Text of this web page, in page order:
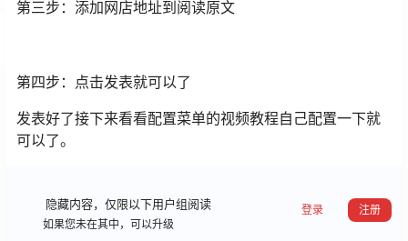
第三步：添加网店地址到阅读原文
第四步：点击发表就可以了
发表好了接下来看看配置菜单的视频教程自己配置一下就
可以了。
隐藏内容，仅限以下用户组阅读
如果您未在其中，可以升级
登录 注册